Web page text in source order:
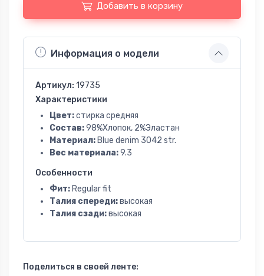
Добавить в корзину
Информация о модели
Артикул: 19735
Характеристики
Цвет:стирка средняя
Состав:98%Хлопок, 2%Эластан
Материал: Blue denim 3042 str.
Вес материала:9.3
Особенности
Фит: Regular fit
Талия спереди:высокая
Талия сзади:высокая
Поделиться в своей ленте: